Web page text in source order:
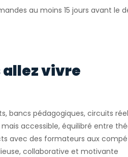
au moins 15 jours avant
allez vivre
bancs pédagogiques, circuits
accessible, équilibré entre
avec des formateurs aux
collaborative et motivante